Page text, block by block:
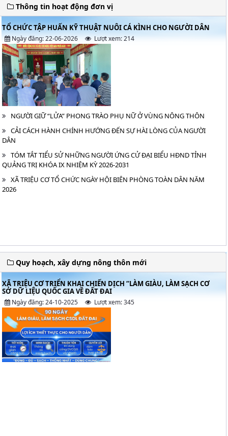
Thông tin hoạt động đơn vị
TỔ CHỨC TẬP HUẤN KỸ THUẬT NUÔI CÁ KÌNH CHO NGƯỜI DÂN
Ngày đăng: 22-06-2026 Lượt xem: 214
NGƯỜI GIỮ “LỬA” PHONG TRÀO PHỤ NỮ Ở VÙNG NÔNG THÔN
CẢI CÁCH HÀNH CHÍNH HƯỚNG ĐẾN SỰ HÀI LÒNG CỦA NGƯỜI
DÂN
TÓM TẮT TIỂU SỬ NHỮNG NGƯỜI ỨNG CỬ ĐẠI BIỂU HĐND TỈNH
QUẢNG TRỊ KHÓA IX NHIỆM KỲ 2026-2031
XÃ TRIỆU CƠ TỔ CHỨC NGÀY HỘI BIÊN PHÒNG TOÀN DÂN NĂM
2026
Quy hoạch, xây dựng nông thôn mới
XÃ TRIỆU CƠ TRIỂN KHAI CHIẾN DỊCH “LÀM GIÀU, LÀM SẠCH CƠ
SỞ DỮ LIỆU QUỐC GIA VỀ ĐẤT ĐAI
Ngày đăng: 24-10-2025 Lượt xem: 345